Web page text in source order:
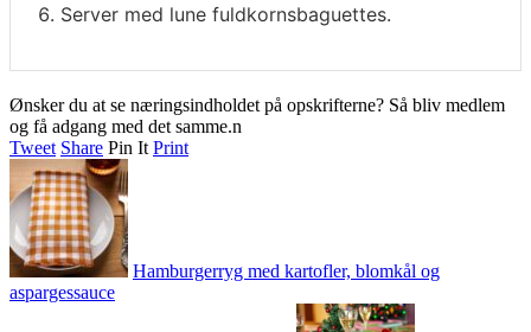
Server med lune fuldkornsbaguettes.
Ønsker du at se næringsindholdet på opskrifterne? Så bliv medlem
og få adgang med det samme.n
Tweet Share Pin It Print
Hamburgerryg med kartofler, blomkål og
aspargessauce